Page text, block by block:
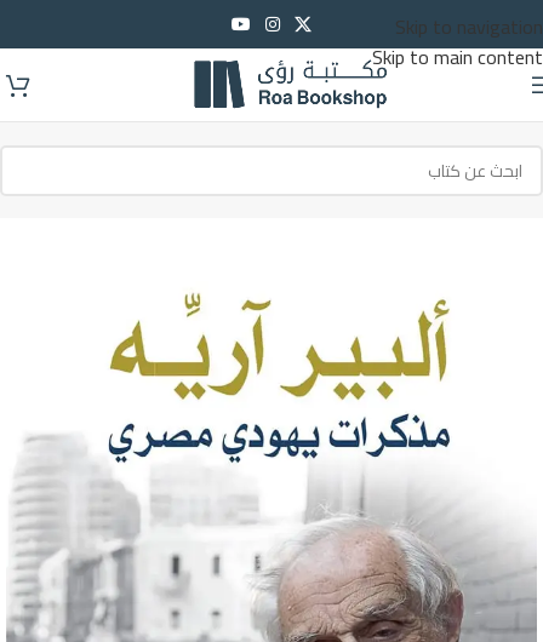
Skip to navigation
Skip to main content